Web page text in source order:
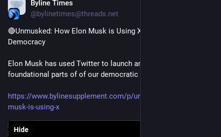
Byline Times
@bylinetimes@threads.net
🔴Unmusked: How Elon Musk is Using X to Poison our
Democracy
Elon Musk has used Twitter to launch an assault on the most
foundational parts of of our democratic systems
https://www.bylinesupplement.com/p/unmusked-how-elon-
musk-is-using-x
Hide